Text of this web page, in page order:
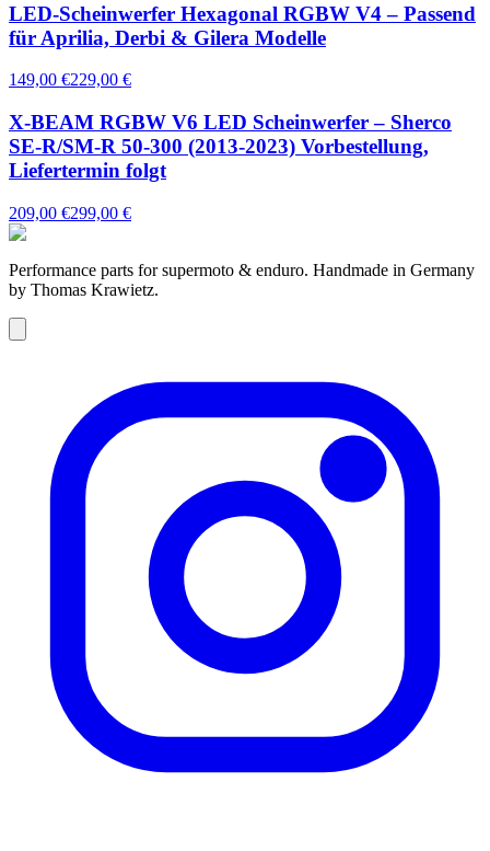
LED-Scheinwerfer Hexagonal RGBW V4 – Passend
für Aprilia, Derbi & Gilera Modelle
149,00 €229,00 €
X-BEAM RGBW V6 LED Scheinwerfer – Sherco
SE-R/SM-R 50-300 (2013-2023) Vorbestellung,
Liefertermin folgt
209,00 €299,00 €
Performance parts for supermoto & enduro. Handmade in Germany
by Thomas Krawietz.